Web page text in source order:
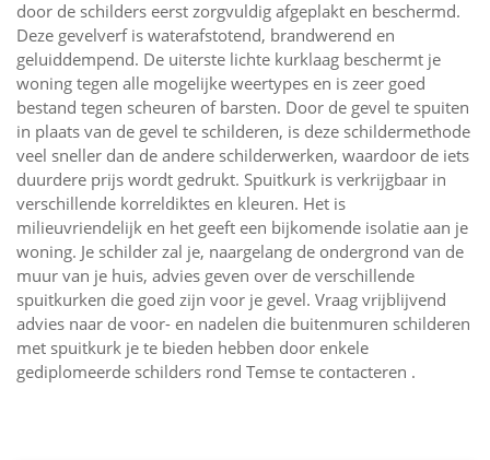
door de schilders eerst zorgvuldig afgeplakt en beschermd.
Deze gevelverf is waterafstotend, brandwerend en
geluiddempend. De uiterste lichte kurklaag beschermt je
woning tegen alle mogelijke weertypes en is zeer goed
bestand tegen scheuren of barsten. Door de gevel te spuiten
in plaats van de gevel te schilderen, is deze schildermethode
veel sneller dan de andere schilderwerken, waardoor de iets
duurdere prijs wordt gedrukt. Spuitkurk is verkrijgbaar in
verschillende korreldiktes en kleuren. Het is
milieuvriendelijk en het geeft een bijkomende isolatie aan je
woning. Je schilder zal je, naargelang de ondergrond van de
muur van je huis, advies geven over de verschillende
spuitkurken die goed zijn voor je gevel. Vraag vrijblijvend
advies naar de voor- en nadelen die buitenmuren schilderen
met spuitkurk je te bieden hebben door enkele
gediplomeerde schilders rond Temse te contacteren .